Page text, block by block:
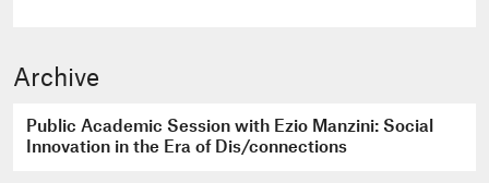
Archive
Public Academic Session with Ezio Manzini: Social
Innovation in the Era of Dis/connections